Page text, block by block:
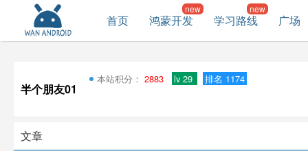
首页 鸿蒙开发 学习路线 广场
半个朋友01
本站积分： 2883 lv 29 排名 1174
文章